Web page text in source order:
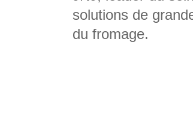
solutions de
du fromage.